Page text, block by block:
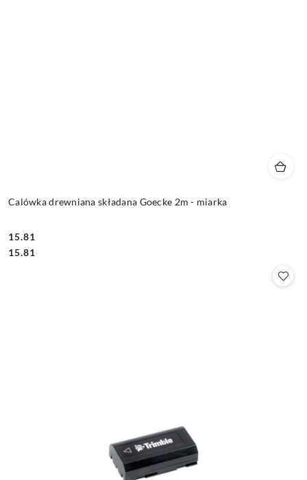
Calówka drewniana składana Goecke 2m - miarka
Cena:
15.81
Cena:
15.81